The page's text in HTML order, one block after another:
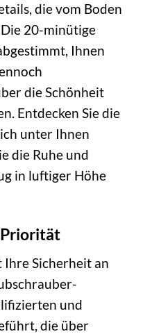
die vom Boden
20-minütige
Ihnen
die Schönheit
Entdecken Sie die
unter Ihnen
die Ruhe und
in luftiger Höhe
Ihre Sicherheit an
und
die über